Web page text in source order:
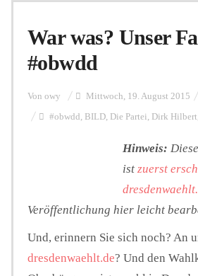
Personalien
FUNKTURM-
War was? Unser
#obwdd
Von owy Mittwoch, 19. August 2015
#obwdd , BILD, Die Partei, Dirk Hilbert
Hinweis:
ist zuerst
Veröffentlichung hier leicht
Und, erinnern Sie sich noch? An
dresdenwaehlt.de? Und den